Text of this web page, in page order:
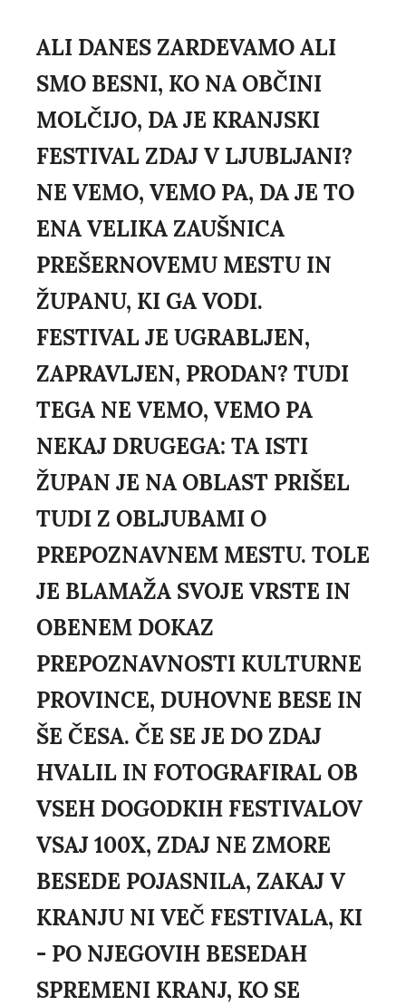
ALI DANES ZARDEVAMO ALI
SMO BESNI, KO NA OBČINI
MOLČIJO, DA JE KRANJSKI
FESTIVAL ZDAJ V LJUBLJANI?
NE VEMO, VEMO PA, DA JE TO
ENA VELIKA ZAUŠNICA
PREŠERNOVEMU MESTU IN
ŽUPANU, KI GA VODI.
FESTIVAL JE UGRABLJEN,
ZAPRAVLJEN, PRODAN? TUDI
TEGA NE VEMO, VEMO PA
NEKAJ DRUGEGA: TA ISTI
ŽUPAN JE NA OBLAST PRIŠEL
TUDI Z OBLJUBAMI O
PREPOZNAVNEM MESTU. TOLE
JE BLAMAŽA SVOJE VRSTE IN
OBENEM DOKAZ
PREPOZNAVNOSTI KULTURNE
PROVINCE, DUHOVNE BESE IN
ŠE ČESA. ČE SE JE DO ZDAJ
HVALIL IN FOTOGRAFIRAL OB
VSEH DOGODKIH FESTIVALOV
VSAJ 100X, ZDAJ NE ZMORE
BESEDE POJASNILA, ZAKAJ V
KRANJU NI VEČ FESTIVALA, KI
- PO NJEGOVIH BESEDAH
SPREMENI KRANJ, KO SE